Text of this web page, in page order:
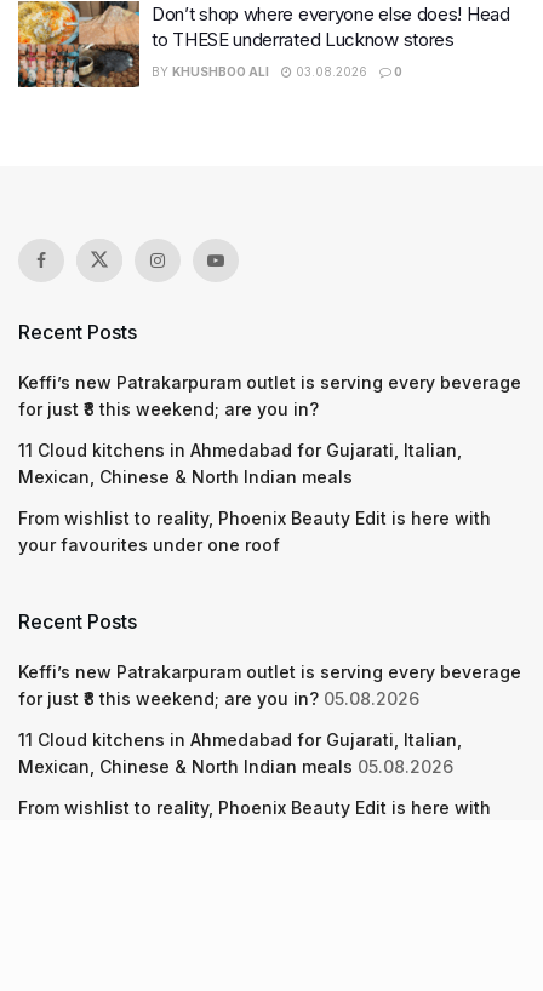
Don’t shop where everyone else does! Head
to THESE underrated Lucknow stores
BY KHUSHBOO ALI 03.08.2026 0
Recent Posts
Keffi’s new Patrakarpuram outlet is serving every beverage
for just ₹8 this weekend; are you in?
11 Cloud kitchens in Ahmedabad for Gujarati, Italian,
Mexican, Chinese & North Indian meals
From wishlist to reality, Phoenix Beauty Edit is here with
your favourites under one roof
Recent Posts
Keffi’s new Patrakarpuram outlet is serving every beverage
for just ₹8 this weekend; are you in? 05.08.2026
11 Cloud kitchens in Ahmedabad for Gujarati, Italian,
Mexican, Chinese & North Indian meals 05.08.2026
From wishlist to reality, Phoenix Beauty Edit is here with